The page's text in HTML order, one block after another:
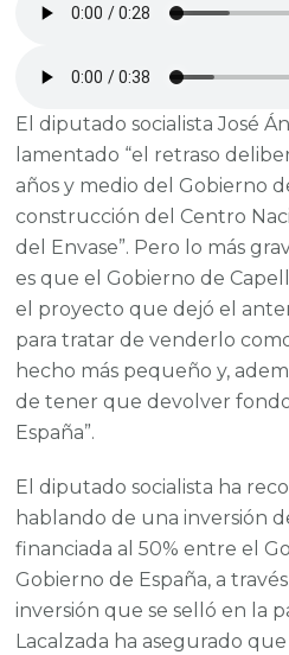
El diputado socialista José
lamentado “el retraso
años y medio del Gobierno
construcción del Centro
del Envase”. Pero lo más
es que el Gobierno de
el proyecto que dejó el
para tratar de venderlo
hecho más pequeño y,
de tener que devolver
España”.
El diputado socialista ha
hablando de una inversión
financiada al 50% entre el
Gobierno de España, a
inversión que se selló en la
Lacalzada ha asegurado